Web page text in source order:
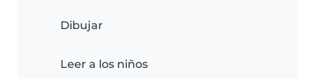
Dibujar
Leer a los niños